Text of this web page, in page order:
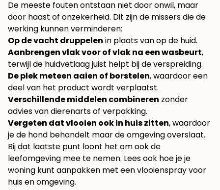
De meeste fouten ontstaan niet door onwil, maar
door haast of onzekerheid. Dit zijn de missers die de
werking kunnen verminderen:
Op de vacht druppelen in plaats van op de huid.
Aanbrengen vlak voor of vlak na een wasbeurt,
terwijl de huidvetlaag juist helpt bij de verspreiding.
De plek meteen aaien of borstelen, waardoor een
deel van het product wordt verplaatst.
Verschillende middelen combineren zonder
advies van dierenarts of verpakking.
Vergeten dat vlooien ook in huis zitten, waardoor
je de hond behandelt maar de omgeving overslaat.
Bij dat laatste punt loont het om ook de
leefomgeving mee te nemen. Lees ook hoe je je
woning kunt aanpakken met eenvlooienspray voor
huis en omgeving.